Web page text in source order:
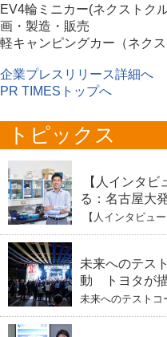
EV4輪ミニカー(ネクストク
画・製造・販売
軽キャンピングカー（ネク
企業プレスリリース詳細へ
PR TIMESトップへ
トピックス
【人インタビ
る：名古屋大
締役社長・瀧
ぶし」を着実
【人インタビュ
挑むヘルスケア標
未来へのテス
動 トヨタが
未来へのテスト